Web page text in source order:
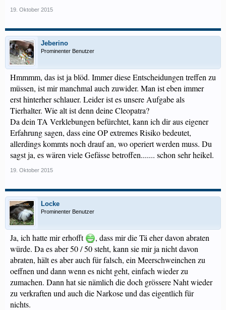
19. Oktober 2015
Jeberino
Prominenter Benutzer
Hmmmm, das ist ja blöd. Immer diese Entscheidungen treffen zu
müssen, ist mir manchmal auch zuwider. Man ist eben immer
erst hinterher schlauer. Leider ist es unsere Aufgabe als
Tierhalter. Wie alt ist denn deine Cleopatra?
Da dein TA Verklebungen befürchtet, kann ich dir aus eigener
Erfahrung sagen, dass eine OP extremes Risiko bedeutet,
allerdings kommts noch drauf an, wo operiert werden muss. Du
sagst ja, es wären viele Gefässe betroffen....... schon sehr heikel.
19. Oktober 2015
Locke
Prominenter Benutzer
Ja, ich hatte mir erhofft
, dass mir die Tä eher davon abraten
würde. Da es aber 50 / 50 steht, kann sie mir ja nicht davon
abraten, hält es aber auch für falsch, ein Meerschweinchen zu
oeffnen und dann wenn es nicht geht, einfach wieder zu
zumachen. Dann hat sie nämlich die doch grössere Naht wieder
zu verkraften und auch die Narkose und das eigentlich für
nichts.